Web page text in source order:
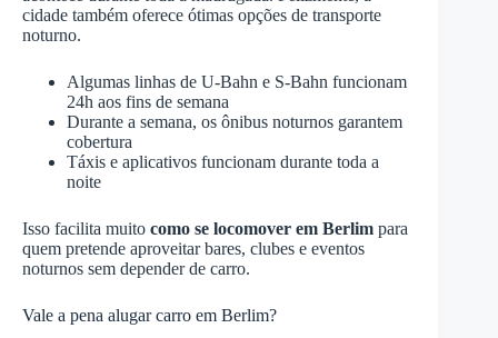
cidade também oferece ótimas opções de transporte
noturno.
Algumas linhas de U-Bahn e S-Bahn funcionam
24h aos fins de semana
Durante a semana, os ônibus noturnos garantem
cobertura
Táxis e aplicativos funcionam durante toda a
noite
Isso facilita muito como se locomover em Berlim para
quem pretende aproveitar bares, clubes e eventos
noturnos sem depender de carro.
Vale a pena alugar carro em Berlim?